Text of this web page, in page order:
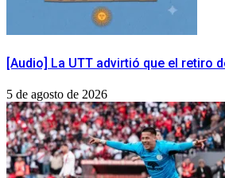
[Audio] La UTT advirtió que el retiro
5 de agosto de 2026